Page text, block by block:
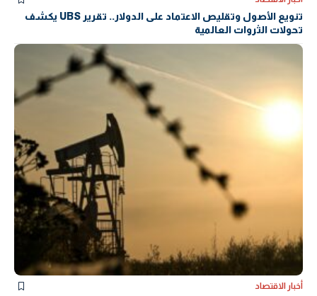
تنويع الأصول وتقليص الاعتماد على الدولار.. تقرير UBS يكشف
تحولات الثروات العالمية
أخبار الاقتصاد